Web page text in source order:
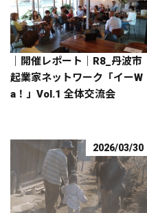
｜開催レポート｜R8_丹波市
起業家ネットワーク「イーW
a！」Vol.1 全体交流会
2026/03/30